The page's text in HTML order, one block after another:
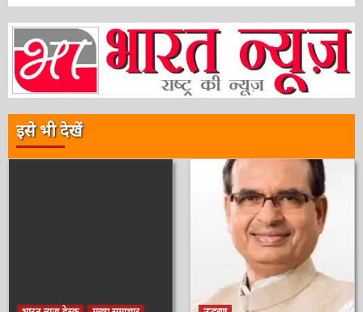
इसे भी देखें